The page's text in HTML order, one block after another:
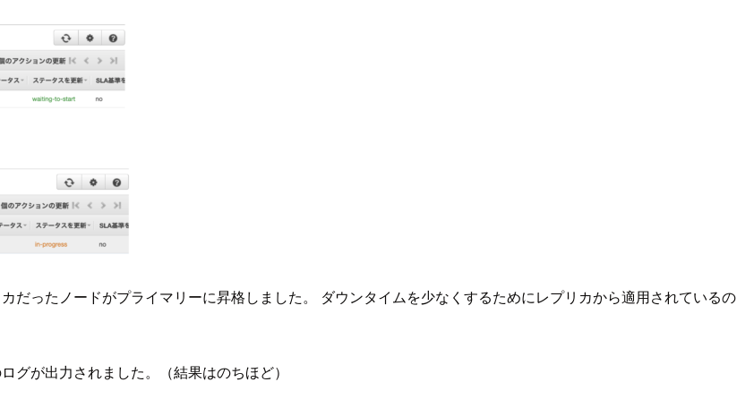
だったノードがプライマリーに昇格しました。 ダウンタイムを少なくするためにレプリカから適用されているの
グが出力されました。（結果はのちほど）